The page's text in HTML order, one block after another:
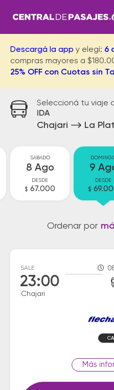
Descargá la app y elegí: 6
compras mayores a
25% OFF con Cuotas sin
Seleccioná tu viaje
IDA
Chajari La
SABADO
8 Ago
DESDE
$ 67.000
9
DESDE
$
Ordenar por
SALE
23:00
Chajari